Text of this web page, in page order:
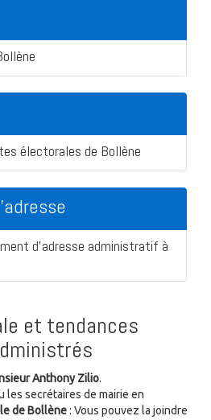
électorales de Bollène
d'adresse administratif à
et tendances
Anthony Zilio.
les secrétaires de mairie en
de Bollène: Vous pouvez la joindre